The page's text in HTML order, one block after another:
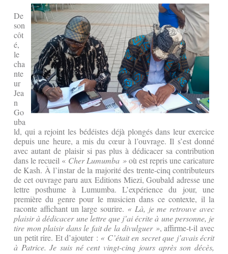
De
son
côt
é,
le
cha
nte
ur
Jea
n
Go
uba
ld, qui a rejoint les bédéistes déjà plongés dans leur exercice
depuis une heure, a mis du cœur à l’ouvrage. Il s’est donné
avec autant de plaisir si pas plus à dédicacer sa contribution
dans le recueil « Cher Lumumba »où est repris une caricature
de Kash. À l’instar de la majorité des trente-cinq contributeurs
de cet ouvrage paru aux Editions Miezi, Goubald adresse une
lettre posthume à Lumumba. L’expérience du jour, une
première du genre pour le musicien dans ce contexte, il la
raconte affichant un large sourire. « Là, je me retrouve avec
plaisir à dédicacer une lettre que j’ai écrite à une personne, je
tire mon plaisir dans le fait de la divulguer », affirme-t-il avec
un petit rire. Et d’ajouter : « C’était en secret que j’avais écrit
à Patrice. Je suis né cent vingt-cinq jours après son décès,